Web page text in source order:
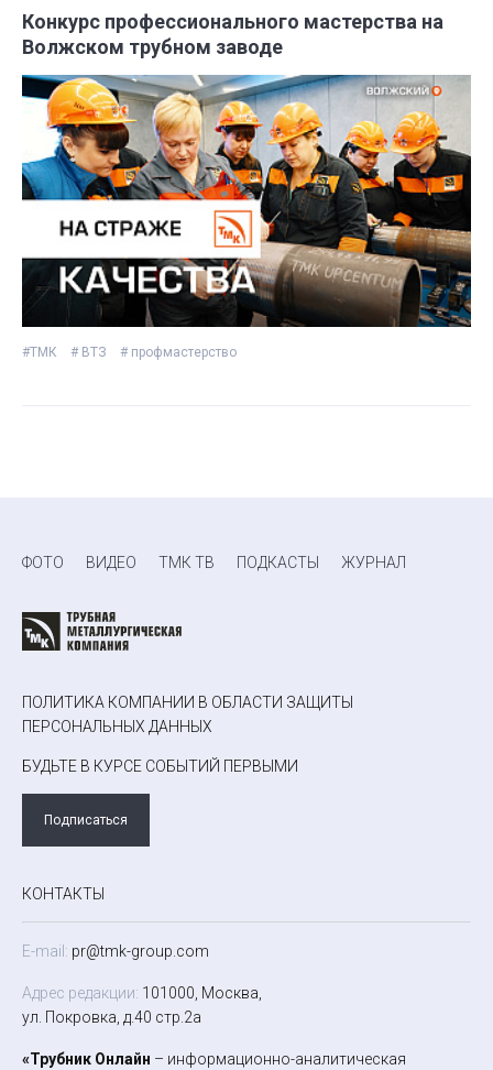
Конкурс профессионального мастерства на
Волжском трубном заводе
#ТМК # ВТЗ # профмастерство
ФОТО ВИДЕО ТМК ТВ ПОДКАСТЫ ЖУРНАЛ
ПОЛИТИКА КОМПАНИИ В ОБЛАСТИ ЗАЩИТЫ
ПЕРСОНАЛЬНЫХ ДАННЫХ
БУДЬТЕ В КУРСЕ СОБЫТИЙ ПЕРВЫМИ
Подписаться
КОНТАКТЫ
E-mail: pr@tmk-group.com
Адрес редакции: 101000, Москва,
ул. Покровка, д.40 стр.2а
«Трубник Онлайн – информационно-аналитическая